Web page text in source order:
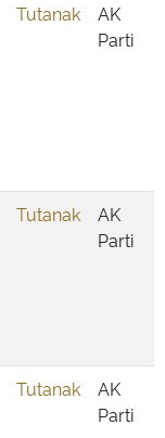
Tutanak
AK
Parti
Tutanak
AK
Parti
Tutanak
AK
Parti